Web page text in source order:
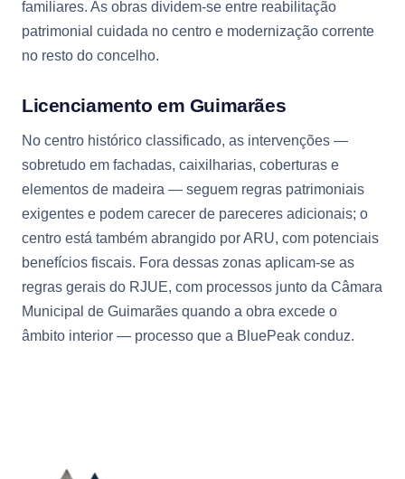
familiares. As obras dividem-se entre reabilitação
patrimonial cuidada no centro e modernização corrente
no resto do concelho.
Licenciamento em Guimarães
No centro histórico classificado, as intervenções —
sobretudo em fachadas, caixilharias, coberturas e
elementos de madeira — seguem regras patrimoniais
exigentes e podem carecer de pareceres adicionais; o
centro está também abrangido por ARU, com potenciais
benefícios fiscais. Fora dessas zonas aplicam-se as
regras gerais do RJUE, com processos junto da Câmara
Municipal de Guimarães quando a obra excede o
âmbito interior — processo que a BluePeak conduz.